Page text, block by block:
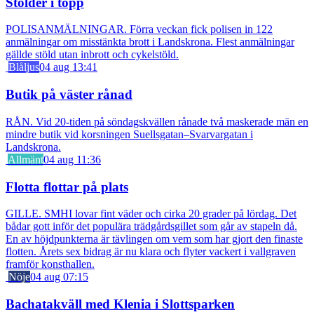
POLISANMÄLNINGAR. Förra veckan fick polisen in 122
anmälningar om misstänkta brott i Landskrona. Flest anmälningar
gällde stöld utan inbrott och cykelstöld.
Blåljus04 aug 13:41
Butik på väster rånad
RÅN. Vid 20-tiden på söndagskvällen rånade två maskerade män en
mindre butik vid korsningen Suellsgatan–Svarvargatan i
Landskrona.
Allmänt04 aug 11:36
Flotta flottar på plats
GILLE. SMHI lovar fint väder och cirka 20 grader på lördag. Det
bådar gott inför det populära trädgårdsgillet som går av stapeln då.
En av höjdpunkterna är tävlingen om vem som har gjort den finaste
flotten. Årets sex bidrag är nu klara och flyter vackert i vallgraven
framför konsthallen.
Nöje04 aug 07:15
Bachatakväll med Klenia i Slottsparken